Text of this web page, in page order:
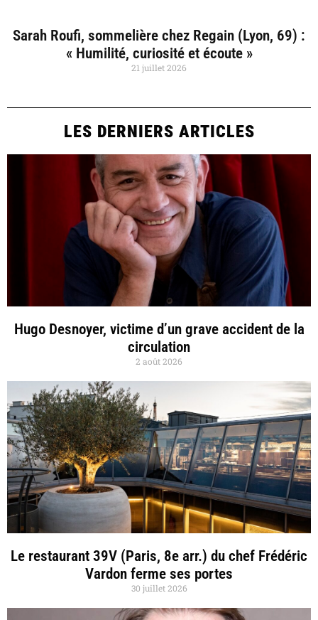
Sarah Roufi, sommelière chez Regain (Lyon, 69) :
« Humilité, curiosité et écoute »
21 juillet 2026
LES DERNIERS ARTICLES
Hugo Desnoyer, victime d’un grave accident de la
circulation
2 août 2026
Le restaurant 39V (Paris, 8e arr.) du chef Frédéric
Vardon ferme ses portes
30 juillet 2026